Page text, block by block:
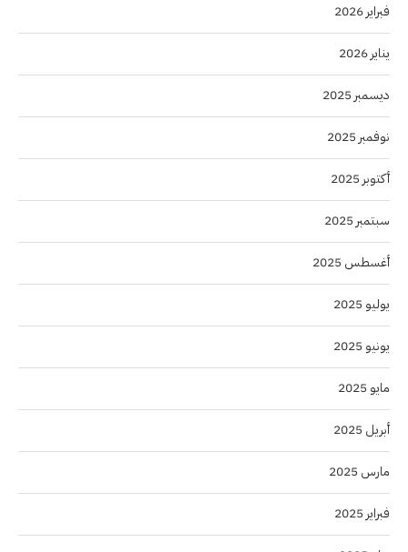
فبراير 2026
يناير 2026
ديسمبر 2025
نوفمبر 2025
أكتوبر 2025
سبتمبر 2025
أغسطس 2025
يوليو 2025
يونيو 2025
مايو 2025
أبريل 2025
مارس 2025
فبراير 2025